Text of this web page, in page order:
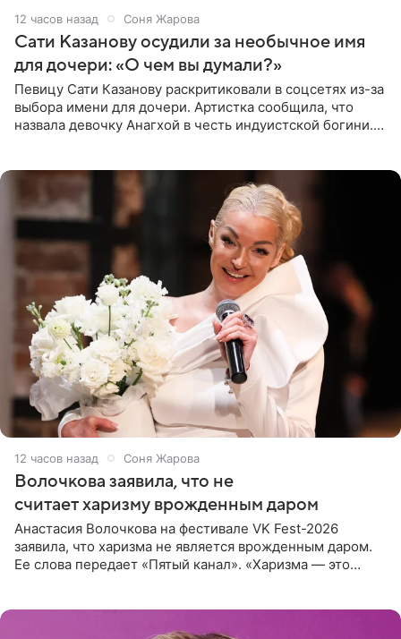
12 часов назад Соня Жарова
Сати Казанову осудили за необычное имя
для дочери: «О чем вы думали?»
Певицу Сати Казанову раскритиковали в соцсетях из-за
выбора имени для дочери. Артистка сообщила, что
назвала девочку Анагхой в честь индуистской богини.
12 часов назад Соня Жарова
Волочкова заявила, что не
считает харизму врожденным даром
Анастасия Волочкова на фестивале VK Fest-2026
заявила, что харизма не является врожденным даром.
Ее слова передает «Пятый канал». «Харизма — это